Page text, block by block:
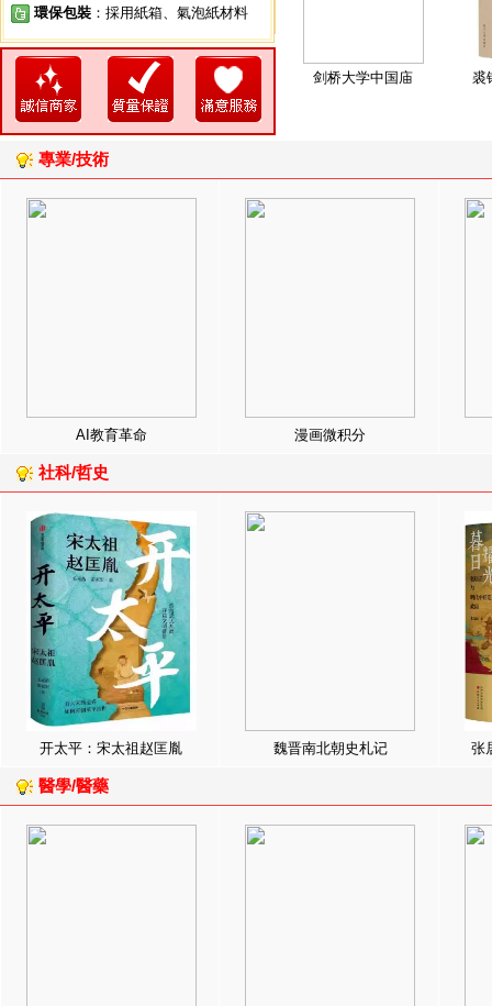
環保包裝 ：採用紙箱、氣泡紙材料
剑桥大学中国庙 裘
專業/技術
AI教育革命 漫画微积分
社科/哲史
开太平：宋太祖赵匡胤 魏晋南北朝史札记 张
醫學/醫藥